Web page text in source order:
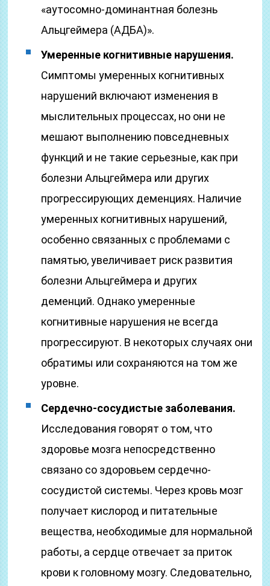
«аутосомно-доминантная болезнь
Альцгеймера (АДБА)».
Умеренные когнитивные нарушения.
Симптомы умеренных когнитивных
нарушений включают изменения в
мыслительных процессах, но они не
мешают выполнению повседневных
функций и не такие серьезные, как при
болезни Альцгеймера или других
прогрессирующих деменциях. Наличие
умеренных когнитивных нарушений,
особенно связанных с проблемами с
памятью, увеличивает риск развития
болезни Альцгеймера и других
деменций. Однако умеренные
когнитивные нарушения не всегда
прогрессируют. В некоторых случаях они
обратимы или сохраняются на том же
уровне.
Сердечно-сосудистые заболевания.
Исследования говорят о том, что
здоровье мозга непосредственно
связано со здоровьем сердечно-
сосудистой системы. Через кровь мозг
получает кислород и питательные
вещества, необходимые для нормальной
работы, а сердце отвечает за приток
крови к головному мозгу. Следовательно,